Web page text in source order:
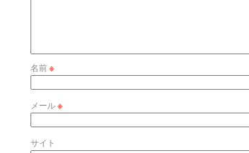
名前※
メール※
サイト